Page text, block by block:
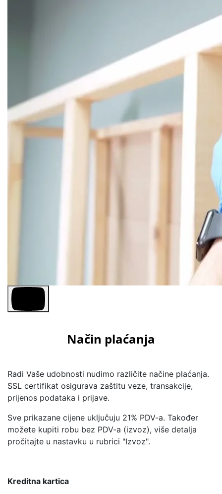
Način plaćanja
Radi Vaše udobnosti nudimo različite načine plaćanja.
SSL certifikat osigurava zaštitu veze, transakcije,
prijenos podataka i prijave.
Sve prikazane cijene uključuju 21% PDV-a. Također
možete kupiti robu bez PDV-a (izvoz), više detalja
pročitajte u nastavku u rubrici "Izvoz".
Kreditna kartica